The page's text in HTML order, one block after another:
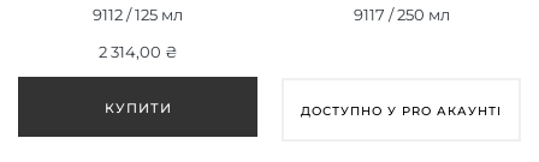
9112 / 125 мл
2 314,00 ₴
МЛ
9117 / 250 мл
ДОСТУПНО У PRO АКАУНТІ